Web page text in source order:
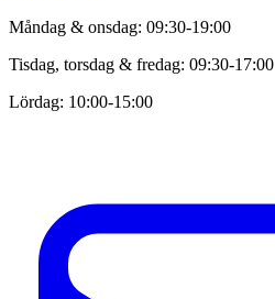
Måndag & onsdag: 09:30-19:00
Tisdag, torsdag & fredag: 09:30-17:00
Lördag: 10:00-15:00